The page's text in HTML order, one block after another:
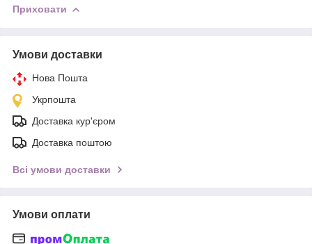
Приховати
Умови доставки
Нова Пошта
Укрпошта
Доставка кур'єром
Доставка поштою
Всі умови доставки
Умови оплати